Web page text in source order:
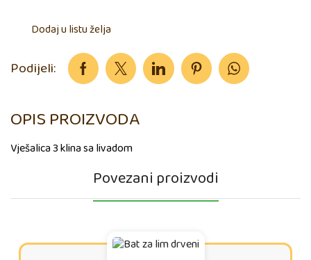
Dodaj u listu želja
Podijeli:
OPIS PROIZVODA
Vješalica 3 klina sa livadom
Povezani proizvodi